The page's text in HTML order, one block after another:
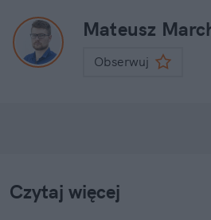
Mateusz
Obserwuj
Czytaj więcej